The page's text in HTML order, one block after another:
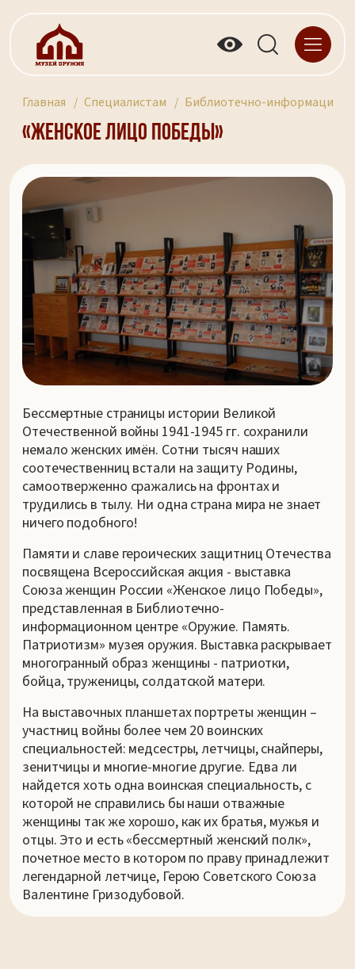
Главная Специалистам Библиотечно-
«ЖЕНСКОЕ ЛИЦО ПОБЕДЫ»
Бессмертные страницы истории Великой
Отечественной войны 1941-1945 гг. сохранили
немало женских имён. Сотни тысяч наших
соотечественниц встали на защиту Родины,
самоотверженно сражались на фронтах и
трудились в тылу. Ни одна страна мира не знает
ничего подобного!
Памяти и славе героических защитниц Отечества
посвящена Всероссийская акция - выставка
Союза женщин России «Женское лицо Победы»,
представленная в Библиотечно-
информационном центре «Оружие. Память.
Патриотизм» музея оружия. Выставка раскрывает
многогранный образ женщины - патриотки,
бойца, труженицы, солдатской матери.
На выставочных планшетах портреты женщин –
участниц войны более чем 20 воинских
специальностей: медсестры, летчицы, снайперы,
зенитчицы и многие-многие другие. Едва ли
найдется хоть одна воинская специальность, с
которой не справились бы наши отважные
женщины так же хорошо, как их братья, мужья и
отцы. Это и есть «бессмертный женский полк»,
почетное место в котором по праву принадлежит
легендарной летчице, Герою Советского Союза
Валентине Гризодубовой.